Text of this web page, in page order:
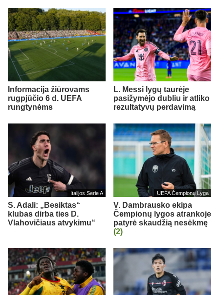
Informacija žiūrovams
rugpjūčio 6 d. UEFA
rungtynėms
L. Messi lygų taurėje
pasižymėjo dubliu ir atliko
rezultatyvų perdavimą
Italijos Serie A
S. Adali: „Besiktas“
klubas dirba ties D.
Vlahovičiaus atvykimu“
UEFA Čempionų Lyga
V. Dambrausko ekipa
Čempionų lygos atrankoje
patyrė skaudžią nesėkmę
(2)